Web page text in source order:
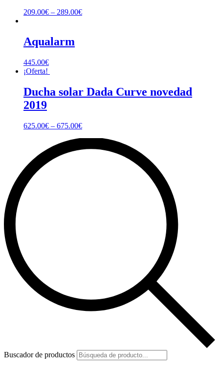
209.00€ – 289.00€
Aqualarm
445.00€
¡Oferta!
Ducha solar Dada Curve novedad
2019
625.00€ – 675.00€
Buscador de productos